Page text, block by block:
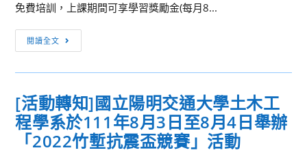
宣
免費培訓，上課期間可享學習獎勵金(每月8...
閱讀全文
動
轉
國
立
高
雄
[活動轉知]國立陽明交通大學土木工
程學系於111年8月3日至8月4日舉辦
「2022竹塹抗震盃競賽」活動